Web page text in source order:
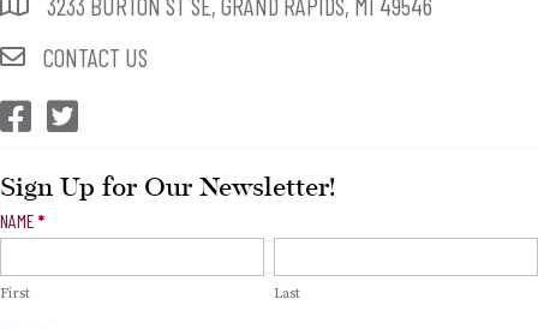
CONTACT US
CEP Facebook
CEP Twitter
Sign Up for Our Newsletter!
Newsletter
NAME *
First Last